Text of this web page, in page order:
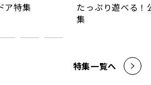
ア特集
たっぷり遊べる！
集
特集一覧へ